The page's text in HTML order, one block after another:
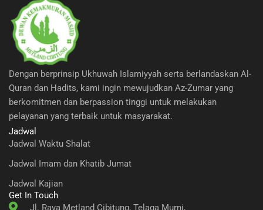
Dengan berprinsip Ukhuwah Islamiyyah serta berlandaskan Al-
Quran dan Hadits, kami ingin mewujudkan Az-Zumar yang
berkomitmen dan berpassion tinggi untuk melakukan
pelayanan yang terbaik untuk masyarakat.
Jadwal
Jadwal Waktu Shalat
Jadwal Imam dan Khatib Jumat
Jadwal Kajian
Get In Touch
Jl. Raya Metland Cibitung, Telaga Murni,